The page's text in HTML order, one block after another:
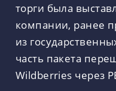
торги была
компании, ранее
из
часть пакета
Wildberries через